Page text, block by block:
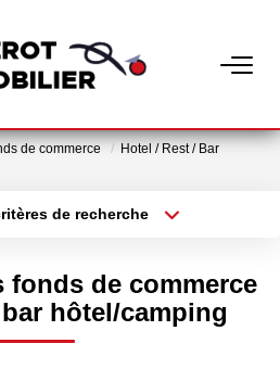
de commerce
Hotel / Rest / Bar
de recherche
Budget max
fonds de commerce
hôtel/camping